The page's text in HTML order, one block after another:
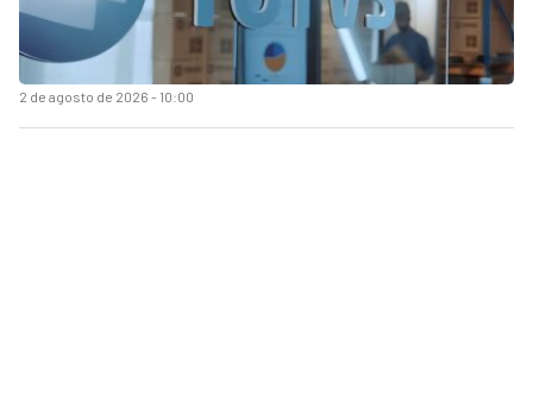
2 de agosto de 2026 - 10:00